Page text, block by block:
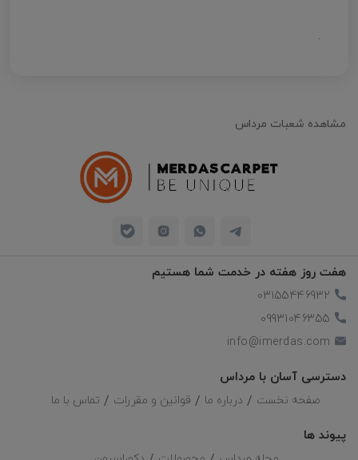
.
مشاهده شعبات مرداس
هفت روز هفته در خدمت شما هستیم
03155446932
09931046355
info@imerdas.com
دسترسی آسان با مرداس
صفحه نخست درباره ما قوانین و مقررات تماس با ما
پیوند ها